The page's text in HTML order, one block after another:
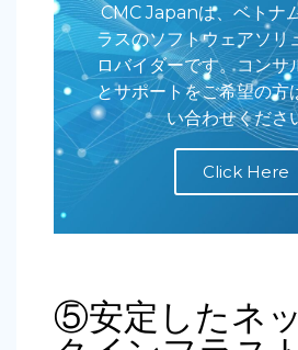
CMC Japanは、ベトナ
ラスのソフトウェアソリ
ロバイダーです。コンサ
とサポートをご希望の方
い合わせくださ
Click Here
⑤安定したネ